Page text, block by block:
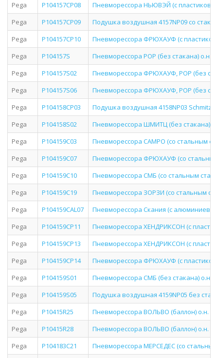
Pega
P104157CP08
Пневморессора НЬЮВЭЙ (с пластиковым
Pega
P104157CP09
Подушка воздушная 4157NP09 со
Pega
P104157CP10
Пневморессора ФРЮХАУФ (с
Pega
P104157S
Пневморессора РОР (без стакана) о.н.
Pega
P104157S02
Пневморессора ФРЮХАУФ, РОР (без
Pega
P104157S06
Пневморессора ФРЮХАУФ, РОР (без
Pega
P104158CP03
Подушка воздушная 4158NP03 Schmitz
Pega
P104158S02
Пневморессора ШМИТЦ (без стакана)
Pega
P104159C03
Пневморессора САМРО (со стальным
Pega
P104159C07
Пневморессора ФРЮХАУФ (со стальным
Pega
P104159C10
Пневморессора СМБ (со стальным
Pega
P104159C19
Пневморессора ЗОРЗИ (со стальным
Pega
P104159CAL07
Пневморессора Скания (с алюминиевым
Pega
P104159CP11
Пневморессора ХЕНДРИКСОН (с
Pega
P104159CP13
Пневморессора ХЕНДРИКСОН (с
Pega
P104159CP14
Пневморессора ФРЮХАУФ (с
Pega
P104159S01
Пневморессора СМБ (без стакана) о.н.
Pega
P104159S05
Подушка воздушная 4159NP05 без
Pega
P10415R25
Пневморессора ВОЛЬВО (баллон) о.н.
Pega
P10415R28
Пневморессора ВОЛЬВО (баллон) о.н.
Pega
P104183C21
Пневморессора МЕРСЕДЕС (со стальным